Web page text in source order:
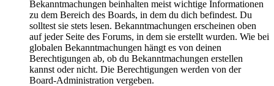
Bekanntmachungen beinhalten meist wichtige Informationen
zu dem Bereich des Boards, in dem du dich befindest. Du
solltest sie stets lesen. Bekanntmachungen erscheinen oben
auf jeder Seite des Forums, in dem sie erstellt wurden. Wie bei
globalen Bekanntmachungen hängt es von deinen
Berechtigungen ab, ob du Bekanntmachungen erstellen
kannst oder nicht. Die Berechtigungen werden von der
Board-Administration vergeben.